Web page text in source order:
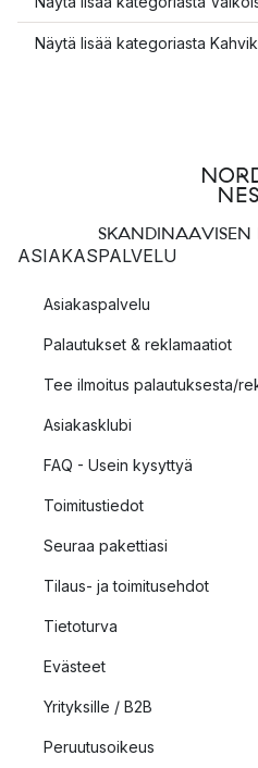
Näytä lisää kategoriasta
SKANDINAAVISEN
ASIAKASPALVELU
Asiakaspalvelu
Palautukset & reklamaatiot
Tee ilmoitus palautuksesta/
Asiakasklubi
FAQ - Usein kysyttyä
Toimitustiedot
Seuraa pakettiasi
Tilaus- ja toimitusehdot
Tietoturva
Evästeet
Yrityksille / B2B
Peruutusoikeus